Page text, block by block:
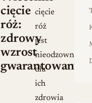
cięcie
róż:
zdrowy
wzrost
gwarantowany
cięcie
róż
jest
nieodzowne
dla
ich
zdrowia